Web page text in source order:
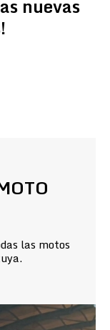
nuevas
las motos